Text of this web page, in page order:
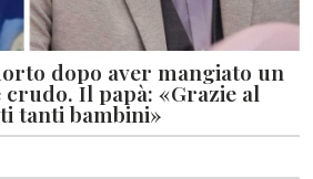
dopo aver mangiato un
Il papà: «Grazie al
tanti bambini»